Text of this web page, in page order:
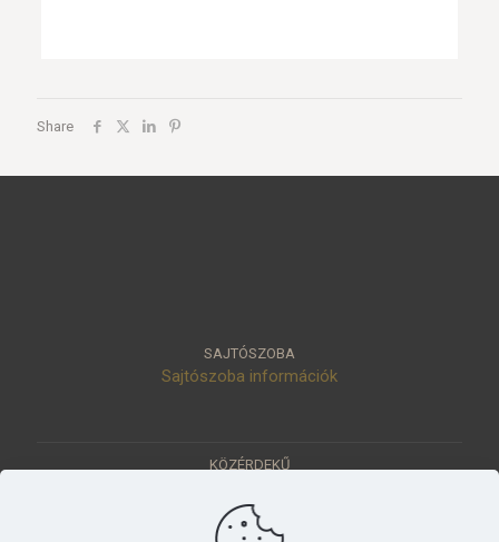
Share
SAJTÓSZOBA
Sajtószoba információk
KÖZÉRDEKŰ
Értéktár